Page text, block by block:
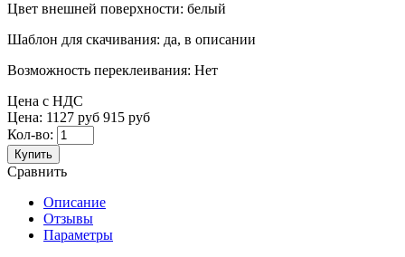
Цвет внешней поверхности: белый
Шаблон для скачивания: да, в описании
Возможность переклеивания: Нет
Цена с НДС
Цена: 1127 руб 915 руб
Кол-во:
Купить
Сравнить
Описание
Отзывы
Параметры